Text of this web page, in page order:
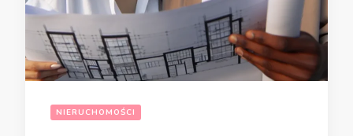
NIERUCHOMOŚCI